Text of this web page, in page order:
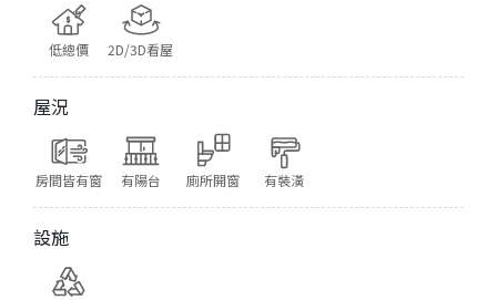
低總價 2D/3D看屋
屋況
房間皆有窗 有陽台 廁所開窗 有裝潢
設施